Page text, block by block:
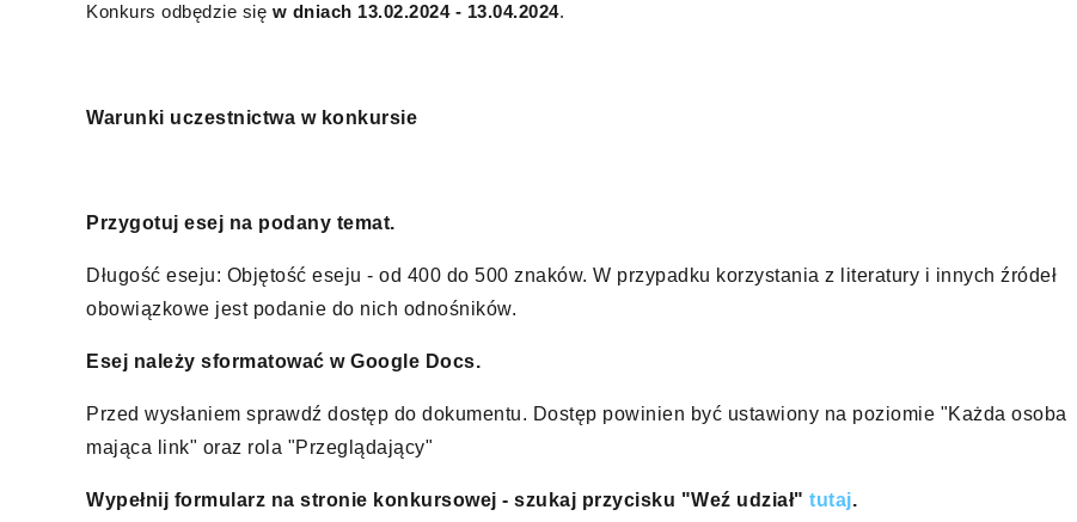
Konkurs odbędzie się w dniach 13.02.2024 - 13.04.2024.
Warunki uczestnictwa w konkursie
Przygotuj esej na podany temat.
Długość eseju: Objętość eseju - od 400 do 500 znaków. W przypadku korzystania z literatury i innych źródeł
obowiązkowe jest podanie do nich odnośników.
Esej należy sformatować w Google Docs.
Przed wysłaniem sprawdź dostęp do dokumentu. Dostęp powinien być ustawiony na poziomie "Każda osoba
mająca link" oraz rola "Przeglądający"
Wypełnij formularz na stronie konkursowej - szukaj przycisku "Weź udział" tutaj.